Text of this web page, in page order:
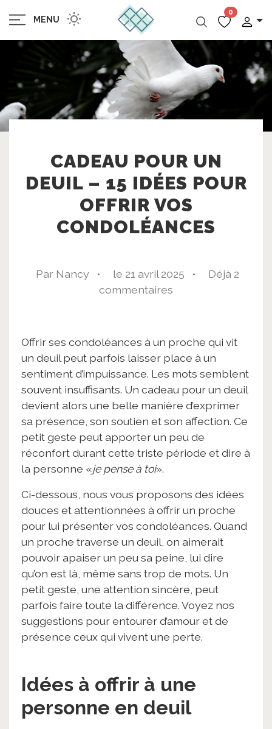
MENU
0
CADEAU POUR UN
DEUIL – 15 IDÉES POUR
OFFRIR VOS
CONDOLÉANCES
Par Nancy • le 21 avril 2025 •
Déjà 2
commentaires
Offrir ses condoléances à un proche qui vit
un deuil peut parfois laisser place à un
sentiment d’impuissance. Les mots semblent
souvent insuffisants. Un cadeau pour un deuil
devient alors une belle manière d’exprimer
sa présence, son soutien et son affection. Ce
petit geste peut apporter un peu de
réconfort durant cette triste période et dire à
la personne «je pense à toi».
Ci-dessous, nous vous proposons des idées
douces et attentionnées à offrir un proche
pour lui présenter vos condoléances. Quand
un proche traverse un deuil, on aimerait
pouvoir apaiser un peu sa peine, lui dire
qu’on est là, même sans trop de mots. Un
petit geste, une attention sincère, peut
parfois faire toute la différence. Voyez nos
suggestions pour entourer d’amour et de
présence ceux qui vivent une perte.
Idées à offrir à une
personne en deuil